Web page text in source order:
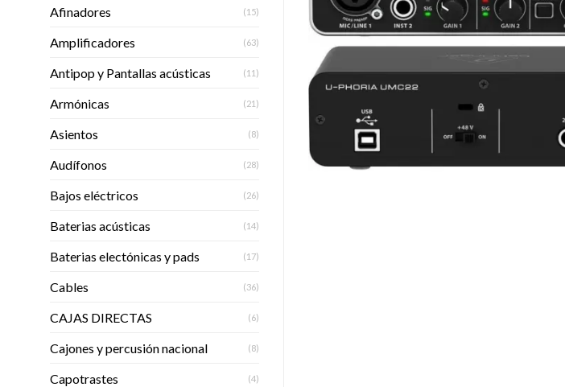
Afinadores (15)
Amplificadores (63)
Antipop y Pantallas acústicas (11)
Armónicas (21)
Asientos (8)
Audífonos (28)
Bajos eléctricos (26)
Baterias acústicas (14)
Baterias electónicas y pads (17)
Cables (36)
CAJAS DIRECTAS (6)
Cajones y percusión nacional (8)
Capotrastes (4)